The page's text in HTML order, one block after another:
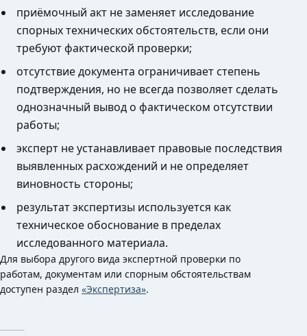
приёмочный акт не заменяет исследование
спорных технических обстоятельств, если они
требуют фактической проверки;
отсутствие документа ограничивает степень
подтверждения, но не всегда позволяет сделать
однозначный вывод о фактическом отсутствии
работы;
эксперт не устанавливает правовые последствия
выявленных расхождений и не определяет
виновность стороны;
результат экспертизы используется как
техническое обоснование в пределах
исследованного материала.
Для выбора другого вида экспертной проверки по
работам, документам или спорным обстоятельствам
доступен раздел «Экспертиза».